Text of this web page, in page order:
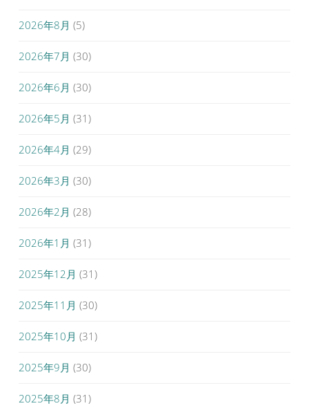
2026年8月 (5)
2026年7月 (30)
2026年6月 (30)
2026年5月 (31)
2026年4月 (29)
2026年3月 (30)
2026年2月 (28)
2026年1月 (31)
2025年12月 (31)
2025年11月 (30)
2025年10月 (31)
2025年9月 (30)
2025年8月 (31)